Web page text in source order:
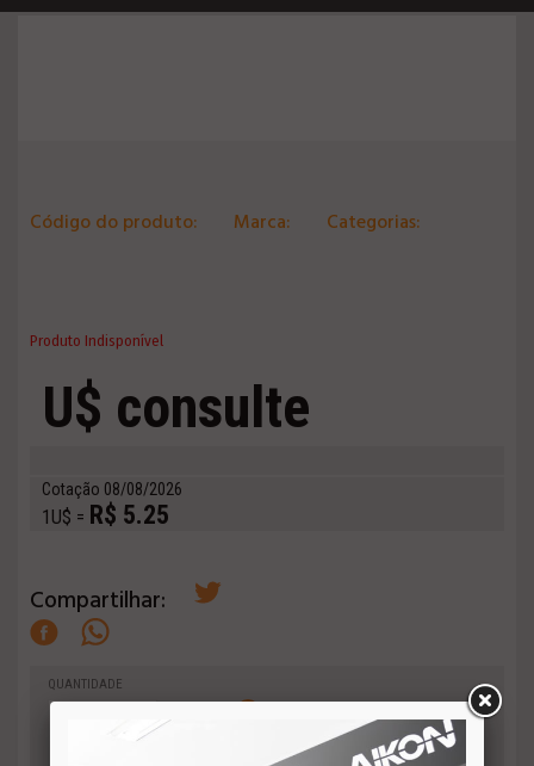
Código do produto: Marca: Categorias:
Produto Indisponível
U$ consulte
Cotação 08/08/2026
1U$ = R$ 5.25
Compartilhar:
QUANTIDADE
+ Adicionar
ao orçamento